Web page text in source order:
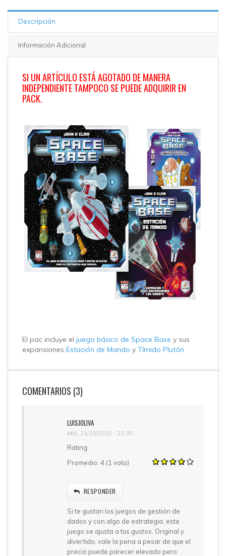
Descripción
Información Adicional
SI UN ARTÍCULO ESTÁ AGOTADO DE MANERA
INDEPENDIENTE TAMPOCO SE PUEDE ADQUIRIR EN
PACK.
El pac incluye el juego básico de Space Base y sus
expansiones Estación de Mando y Tímido Plutón
COMENTARIOS (3)
LUISJOLIVA
Mié, 21/10/2020 - 23:30
Rating:
Promedio: 4 (1 voto)
RESPONDER
Si te gustan los juegos de gestión de
dados y con algo de estrategia, este
juego se ajusta a tus gustos. Original y
divertido, vale la pena a pesar de que el
precio puede parecer elevado pero